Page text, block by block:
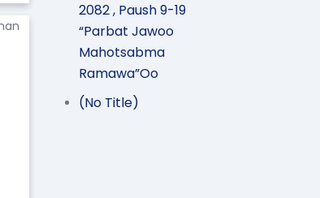
2082 , Paush 9-19
“Parbat Jawoo
Mahotsabma
Ramawa”oo
(no Title)